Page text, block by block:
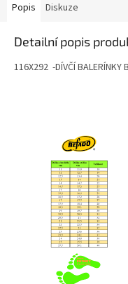
Popis Diskuze
Detailní popis
116X292 -DÍVČÍ BALERÍNKY